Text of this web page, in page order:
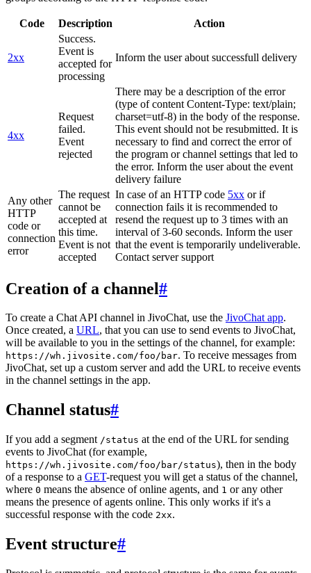
Code Description Action
2xx
Success.
Event is
accepted for
processing
Inform the user about successfull delivery
4xx
Request
failed.
Event
rejected
There may be a description of the error
(type of content Content-Type: text/plain;
charset=utf-8) in the body of the response.
This event should not be resubmitted. It is
necessary to find and correct the error of
the program or channel settings that led to
the error. Inform the user about the event
delivery failure
Any other
HTTP
code or
connection
error
The request
cannot be
accepted at
this time.
Event is not
accepted
In case of an HTTP code 5xx or if
connection fails it is recommended to
resend the request up to 3 times with an
interval of 3-60 seconds. Inform the user
that the event is temporarily undeliverable.
Contact server support
Creation of a channel#
To create a Chat API channel in JivoChat, use the JivoChat app.
Once created, a URL, that you can use to send events to JivoChat,
will be available to you in the settings of the channel, for example:
https://wh.jivosite.com/foo/bar. To receive messages from
JivoChat, set up a custom server and add the URL to receive events
in the channel settings in the app.
Channel status#
If you add a segment /status at the end of the URL for sending
events to JivoChat (for example,
https://wh.jivosite.com/foo/bar/status), then in the body
of a response to a GET-request you will get a status of the channel,
where 0 means the absence of online agents, and 1 or any other
means the presence of agents online. This only works if it's a
successful response with the code 2xx.
Event structure#